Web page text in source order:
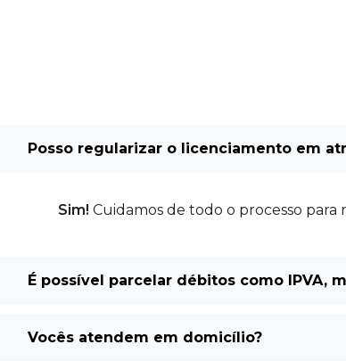
Posso regularizar o licenciamento em
Sim! Cuidamos de todo o processo
É possível parcelar débitos como IPVA,
Vocês atendem em domicílio?